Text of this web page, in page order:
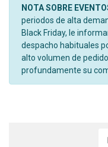
NOTA SOBRE
periodos de alta
Black Friday, le
despacho habituales
alto volumen de
profundamente su